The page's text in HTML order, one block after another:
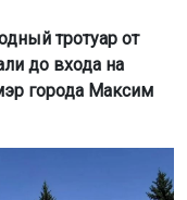
тротуар от
до входа на
города Максим